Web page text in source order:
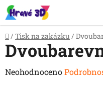
Přejít
na
obsah
Domů
/ Tisk na zakázku /
Průměrné
Neohodnoceno